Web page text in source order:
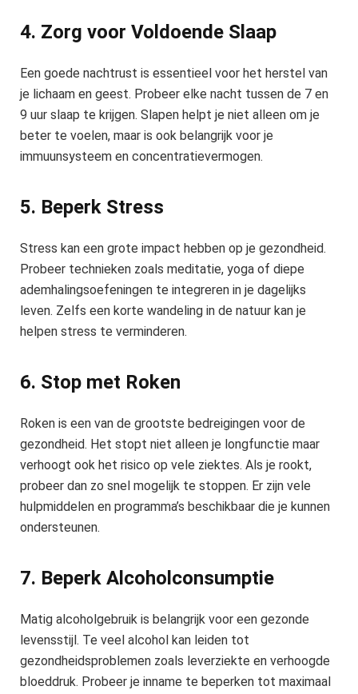
4. Zorg voor Voldoende Slaap
Een goede nachtrust is essentieel voor het herstel van
je lichaam en geest. Probeer elke nacht tussen de 7 en
9 uur slaap te krijgen. Slapen helpt je niet alleen om je
beter te voelen, maar is ook belangrijk voor je
immuunsysteem en concentratievermogen.
5. Beperk Stress
Stress kan een grote impact hebben op je gezondheid.
Probeer technieken zoals meditatie, yoga of diepe
ademhalingsoefeningen te integreren in je dagelijks
leven. Zelfs een korte wandeling in de natuur kan je
helpen stress te verminderen.
6. Stop met Roken
Roken is een van de grootste bedreigingen voor de
gezondheid. Het stopt niet alleen je longfunctie maar
verhoogt ook het risico op vele ziektes. Als je rookt,
probeer dan zo snel mogelijk te stoppen. Er zijn vele
hulpmiddelen en programma’s beschikbaar die je kunnen
ondersteunen.
7. Beperk Alcoholconsumptie
Matig alcoholgebruik is belangrijk voor een gezonde
levensstijl. Te veel alcohol kan leiden tot
gezondheidsproblemen zoals leverziekte en verhoogde
bloeddruk. Probeer je inname te beperken tot maximaal